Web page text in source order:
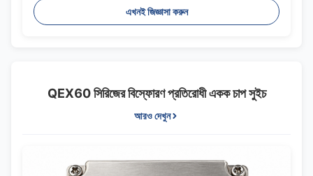
এখনই জিজ্ঞাসা করুন
QEX60 সিরিজের বিস্ফোরণ প্রতিরোধী একক চাপ সুইচ
আরও দেখুন